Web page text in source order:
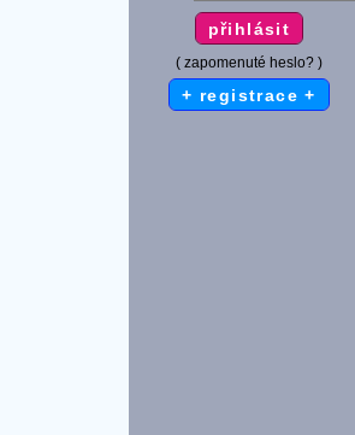
( zapomenuté heslo? )
+ registrace +